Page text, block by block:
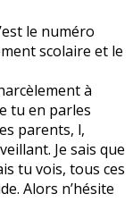
le numéro
scolaire et le
à
tu en parles
parents, l,
Je sais que
tu vois, tous ces
Alors n’hésite